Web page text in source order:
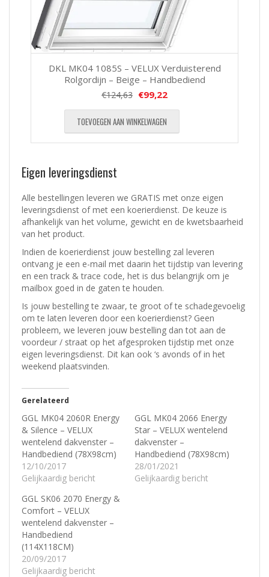
DKL MK04 1085S – VELUX Verduisterend
Rolgordijn – Beige – Handbediend
€124,63 €99,22
TOEVOEGEN AAN WINKELWAGEN
Eigen leveringsdienst
Alle bestellingen leveren we GRATIS met onze eigen
leveringsdienst of met een koerierdienst. De keuze is
afhankelijk van het volume, gewicht en de kwetsbaarheid
van het product.
Indien de koerierdienst jouw bestelling zal leveren
ontvang je een e-mail met daarin het tijdstip van levering
en een track & trace code, het is dus belangrijk om je
mailbox goed in de gaten te houden.
Is jouw bestelling te zwaar, te groot of te schadegevoelig
om te laten leveren door een koerierdienst? Geen
probleem, we leveren jouw bestelling dan tot aan de
voordeur / straat op het afgesproken tijdstip met onze
eigen leveringsdienst. Dit kan ook ‘s avonds of in het
weekend plaatsvinden.
Gerelateerd
GGL MK04 2060R Energy
& Silence – VELUX
wentelend dakvenster –
Handbediend (78X98cm)
12/10/2017
Gelijkaardig bericht
GGL MK04 2066 Energy
Star – VELUX wentelend
dakvenster –
Handbediend (78X98cm)
28/01/2021
Gelijkaardig bericht
GGL SK06 2070 Energy &
Comfort – VELUX
wentelend dakvenster –
Handbediend
(114X118CM)
20/09/2017
Gelijkaardig bericht